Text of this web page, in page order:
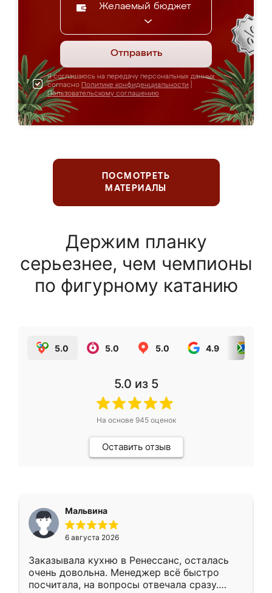
Желаемый бюджет
Отправить
Я соглашаюсь на передачу персональных данных
согласно Политике конфиденциальности
Пользовательскому соглашению
ПОСМОТРЕТЬ
МАТЕРИАЛЫ
Держим планку
серьезнее, чем чемпионы
по фигурному катанию
5.0 5.0 5.0 4.9
5.0 из 5
На основе 945оценок
Оставить отзыв
Мальвина
6 августа 2026
Заказывала кухню в Ренессанс, осталась
очень довольна. Менеджер всё быстро
посчитала, на вопросы отвечала сразу.